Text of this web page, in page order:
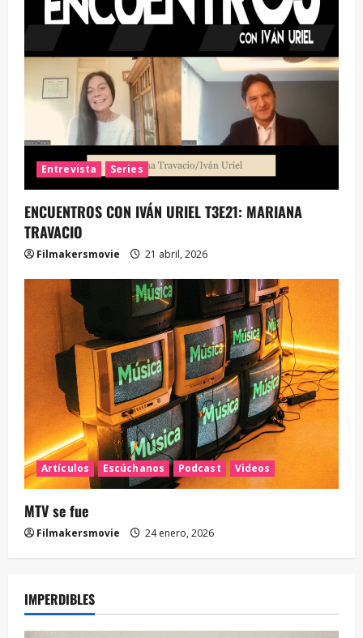
Entrevista Series
ENCUENTROS CON IVÁN URIEL T3E21: MARIANA
TRAVACIO
Filmakersmovie 21 abril, 2026
Artículos Escúchanos Podcast Videos
MTV se fue
Filmakersmovie 24 enero, 2026
IMPERDIBLES